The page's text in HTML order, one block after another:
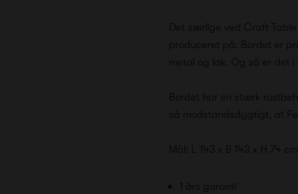
Det særlige ved Craft
produceret på. Bordet er
metal og lak. Og så er det
Bordet har en stærk
så modstandsdygtigt, at
Mål: L 143 x B 143 x H 74 cm.
1 års garanti